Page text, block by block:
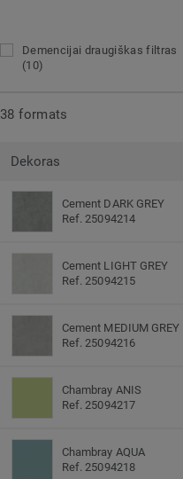
Demencijai draugiškas filtras
(10)
38 formats
Dekoras
Cement DARK GREY
Ref. 25094214
Cement LIGHT GREY
Ref. 25094215
Cement MEDIUM GREY
Ref. 25094216
Chambray ANIS
Ref. 25094217
Chambray AQUA
Ref. 25094218